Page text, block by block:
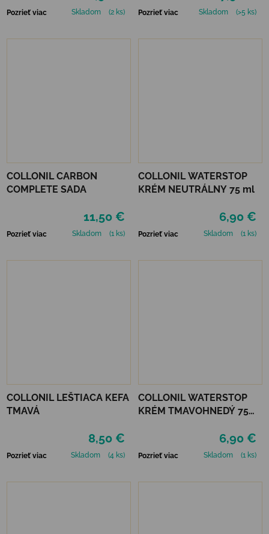
Pozrieť viac Skladom (2 ks) Pozrieť viac Skladom (>5 ks)
COLLONIL CARBON
COMPLETE SADA
11,50 €
Pozrieť viac Skladom (1 ks)
COLLONIL WATERSTOP
KRÉM NEUTRÁLNY 75 ml
6,90 €
Pozrieť viac Skladom (1 ks)
COLLONIL LEŠTIACA KEFA
TMAVÁ
8,50 €
Pozrieť viac Skladom (4 ks)
COLLONIL WATERSTOP
KRÉM TMAVOHNEDÝ 75
6,90 €
Pozrieť viac Skladom (1 ks)